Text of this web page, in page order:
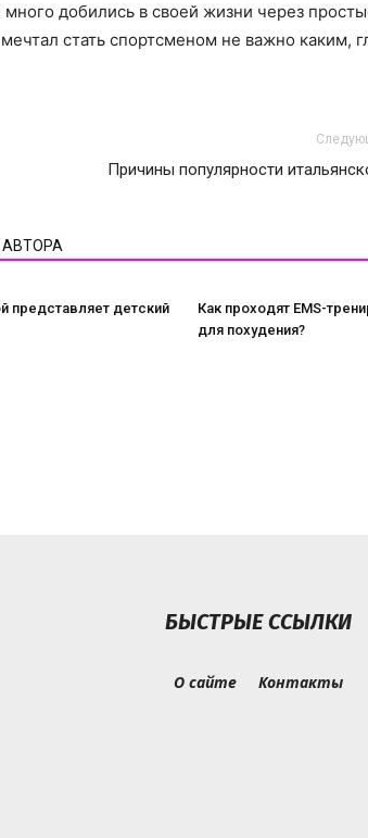
добились в своей жизни через
стать спортсменом не важно каким,
Причины популярности
представляет детский
Как проходят EMS-
для похудения?
БЫСТРЫЕ ССЫЛКИ
О сайте Контакты